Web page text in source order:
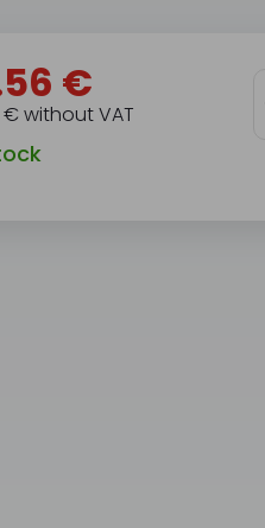
€
€ without VAT